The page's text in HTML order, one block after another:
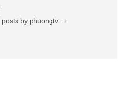
posts by phuongtv →